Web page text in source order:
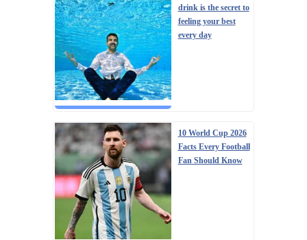
drink is the secret to
feeling your best
every day
10 World Cup 2026
Facts Every Football
Fan Should Know